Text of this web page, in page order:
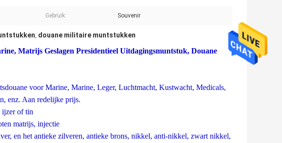
Gebruik: Souvenir
douane militaire muntstukken
Matrijs Geslagen Presidentieel Uitdagingsmuntstuk, Douane
voor Marine, Marine, Leger, Luchtmacht, Kustwacht, Medicals,
enz. Aan redelijke prijs.
ijzer of tin
matrijs, injectie
en het antieke zilveren, antieke brons, nikkel, anti-nikkel, zwart nikkel,